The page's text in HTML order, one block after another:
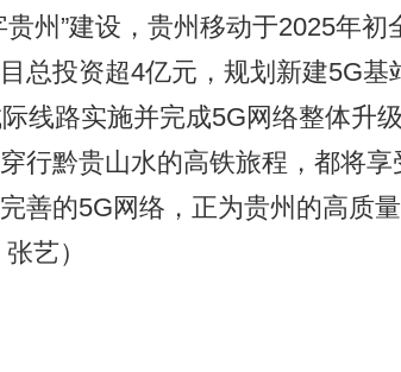
”建设，贵州移动于2025年初
总投资超4亿元，规划新建5G基
线路实施并完成5G网络整体升
行黔贵山水的高铁旅程，都将
善的5G网络，正为贵州的高质
艺）